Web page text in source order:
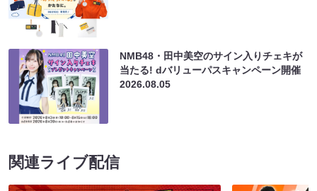
NMB48・田中美空のサイン入りチェキが
当たる! dバリューパスキャンペーン開催
2026.08.05
関連ライブ配信